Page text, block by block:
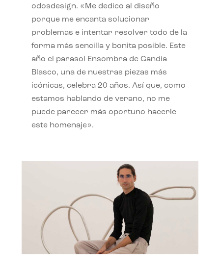
odosdesign. «Me dedico al diseño
porque me encanta solucionar
problemas e intentar resolver todo de la
forma más sencilla y bonita posible. Este
año el parasol Ensombra de Gandia
Blasco, una de nuestras piezas más
icónicas, celebra 20 años. Así que, como
estamos hablando de verano, no me
puede parecer más oportuno hacerle
este homenaje».